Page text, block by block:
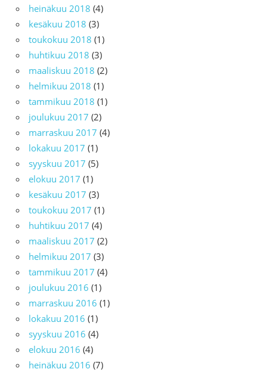
heinäkuu 2018 (4)
kesäkuu 2018 (3)
toukokuu 2018 (1)
huhtikuu 2018 (3)
maaliskuu 2018 (2)
helmikuu 2018 (1)
tammikuu 2018 (1)
joulukuu 2017 (2)
marraskuu 2017 (4)
lokakuu 2017 (1)
syyskuu 2017 (5)
elokuu 2017 (1)
kesäkuu 2017 (3)
toukokuu 2017 (1)
huhtikuu 2017 (4)
maaliskuu 2017 (2)
helmikuu 2017 (3)
tammikuu 2017 (4)
joulukuu 2016 (1)
marraskuu 2016 (1)
lokakuu 2016 (1)
syyskuu 2016 (4)
elokuu 2016 (4)
heinäkuu 2016 (7)